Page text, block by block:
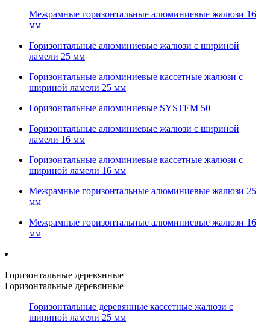
Межрамные горизонтальные алюминиевые жалюзи 16
мм
Горизонтальные алюминиевые жалюзи с шириной
ламели 25 мм
Горизонтальные алюминиевые кассетные жалюзи с
шириной ламели 25 мм
Горизонтальные алюминиевые SYSTEM 50
Горизонтальные алюминиевые жалюзи с шириной
ламели 16 мм
Горизонтальные алюминиевые кассетные жалюзи с
шириной ламели 16 мм
Межрамные горизонтальные алюминиевые жалюзи 25
мм
Межрамные горизонтальные алюминиевые жалюзи 16
мм
Горизонтальные деревянные
Горизонтальные деревянные
Горизонтальные деревянные кассетные жалюзи с
шириной ламели 25 мм